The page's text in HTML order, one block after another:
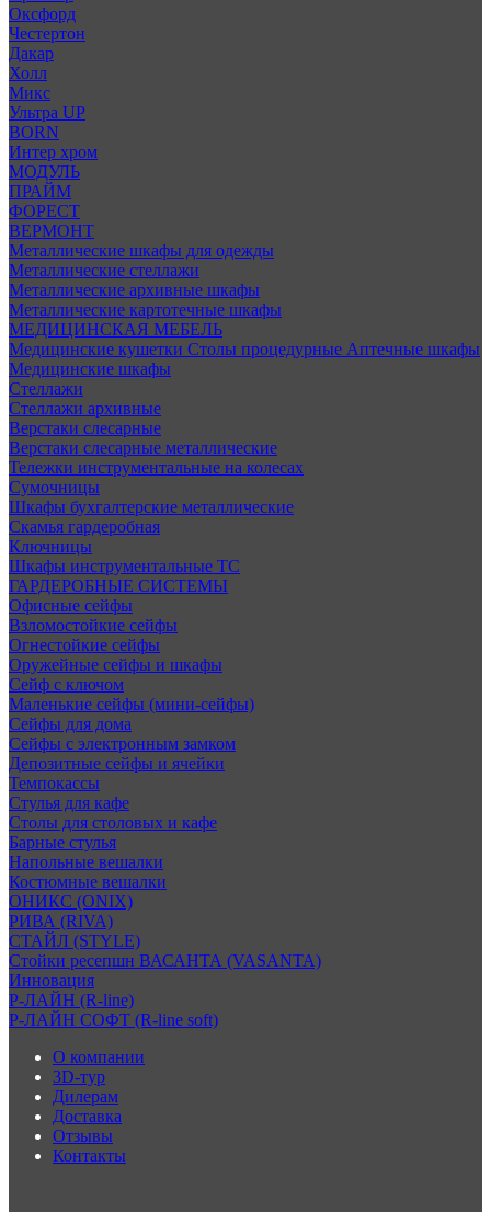
Оксфорд
Честертон
Дакар
Холл
Микс
Ультра UP
BORN
Интер хром
МОДУЛЬ
ПРАЙМ
ФОРЕСТ
ВЕРМОНТ
Металлические шкафы для одежды
Металлические стеллажи
Металлические архивные шкафы
Металлические картотечные шкафы
МЕДИЦИНСКАЯ МЕБЕЛЬ
Медицинские кушетки Столы процедурные Аптечные шкафы
Медицинские шкафы
Стеллажи
Стеллажи архивные
Верстаки слесарные
Верстаки слесарные металлические
Тележки инструментальные на колесах
Сумочницы
Шкафы бухгалтерские металлические
Скамья гардеробная
Ключницы
Шкафы инструментальные ТС
ГАРДЕРОБНЫЕ СИСТЕМЫ
Офисные сейфы
Взломостойкие сейфы
Огнестойкие сейфы
Оружейные сейфы и шкафы
Сейф с ключом
Маленькие сейфы (мини-сейфы)
Сейфы для дома
Сейфы с электронным замком
Депозитные сейфы и ячейки
Темпокассы
Стулья для кафе
Столы для столовых и кафе
Барные стулья
Напольные вешалки
Костюмные вешалки
ОНИКС (ONIX)
РИВА (RIVA)
СТАЙЛ (STYLE)
Стойки ресепшн ВАСАНТА (VASANTA)
Инновация
Р-ЛАЙН (R-line)
Р-ЛАЙН СОФТ (R-line soft)
О компании
3D-тур
Дилерам
Доставка
Отзывы
Контакты